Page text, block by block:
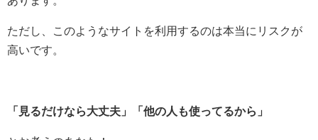
ただし、このようなサイトを利用するのは本当にリスクが
高いです。
「見るだけなら大丈夫」「他の人も使ってるから」